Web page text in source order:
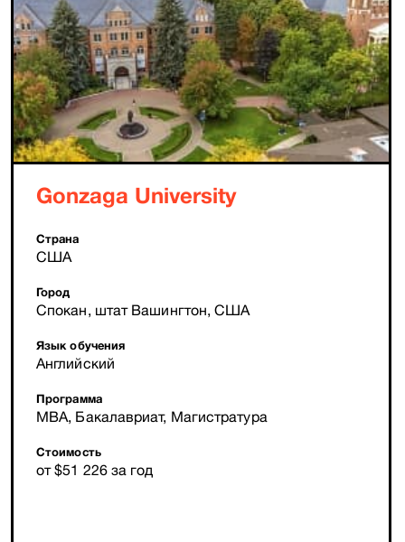
Gonzaga University
Страна
США
Город
Спокан, штат Вашингтон, США
Язык обучения
Английский
Программа
MBA, Бакалавриат, Магистратура
Стоимость
от $51 226 за год